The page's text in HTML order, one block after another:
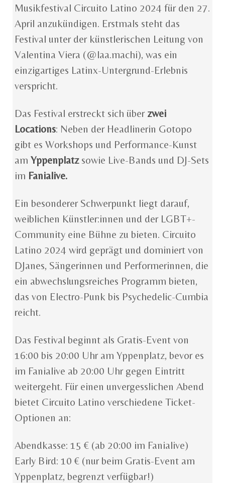
Musikfestival Circuito Latino 2024 für den 27.
April anzukündigen. Erstmals steht das
Festival unter der künstlerischen Leitung von
Valentina Viera (@laa.machi), was ein
einzigartiges Latinx-Untergrund-Erlebnis
verspricht.
Das Festival erstreckt sich über zwei
Locations: Neben der Headlinerin Gotopo
gibt es Workshops und Performance-Kunst
am Yppenplatzsowie Live-Bands und DJ-Sets
im Fanialive.
Ein besonderer Schwerpunkt liegt darauf,
weiblichen Künstler:innen und der LGBT+-
Community eine Bühne zu bieten. Circuito
Latino 2024 wird geprägt und dominiert von
DJanes, Sängerinnen und Performerinnen, die
ein abwechslungsreiches Programm bieten,
das von Electro-Punk bis Psychedelic-Cumbia
reicht.
Das Festival beginnt als Gratis-Event von
16:00 bis 20:00 Uhr am Yppenplatz, bevor es
im Fanialive ab 20:00 Uhr gegen Eintritt
weitergeht. Für einen unvergesslichen Abend
bietet Circuito Latino verschiedene Ticket-
Optionen an:
Abendkasse: 15 € (ab 20:00 im Fanialive)
Early Bird: 10 € (nur beim Gratis-Event am
Yppenplatz, begrenzt verfügbar!)